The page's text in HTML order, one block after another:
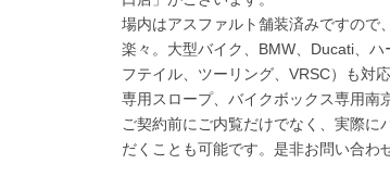
場内はアスファルト舗装済みですので
楽々。大型バイク、BMW、Ducati、
フテイル、ツーリング、VRSC）も対応
専用スロープ、バイクボックス専用南
ご契約前にご内覧だけでなく、実際に
だくことも可能です。是非お問い合わ